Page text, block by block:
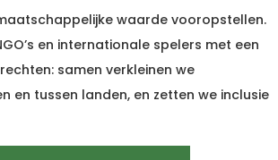
waarde vooropstellen.
en internationale spelers met een
samen verkleinen we
en tussen landen, en zetten we inclusie